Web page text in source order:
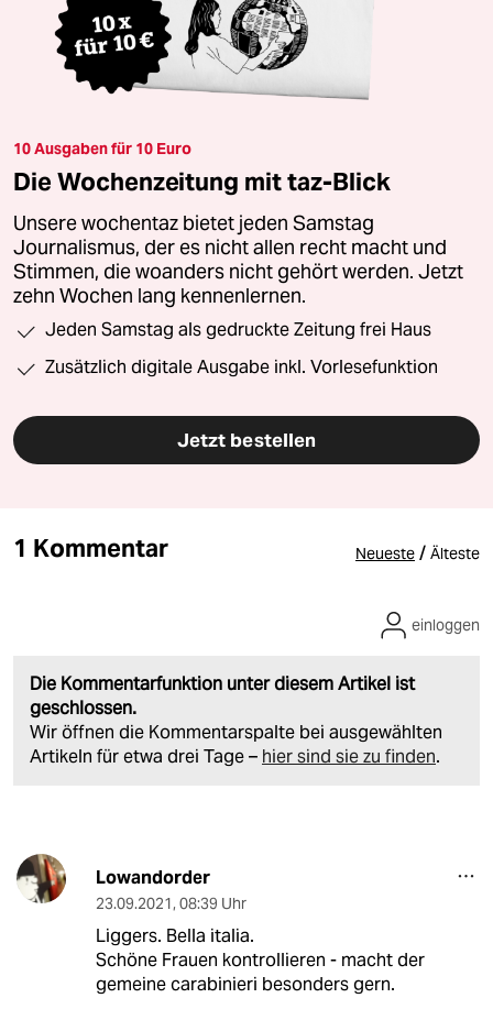
10 Ausgaben für 10 Euro
Die Wochenzeitung mit taz-Blick
Unsere wochentaz bietet jeden Samstag
Journalismus, der es nicht allen recht macht und
Stimmen, die woanders nicht gehört werden. Jetzt
zehn Wochen lang kennenlernen.
Jeden Samstag als gedruckte Zeitung frei Haus
Zusätzlich digitale Ausgabe inkl. Vorlesefunktion
Jetzt bestellen
1 Kommentar Neueste / Älteste
Die Kommentarfunktion unter diesem Artikel ist
geschlossen.
Wir öffnen die Kommentarspalte bei ausgewählten
Artikeln für etwa drei Tage – hier sind sie zu finden.
einloggen
Lowandorder
23.09.2021, 08:39 Uhr
Liggers. Bella italia.
Schöne Frauen kontrollieren - macht der
gemeine carabinieri besonders gern.